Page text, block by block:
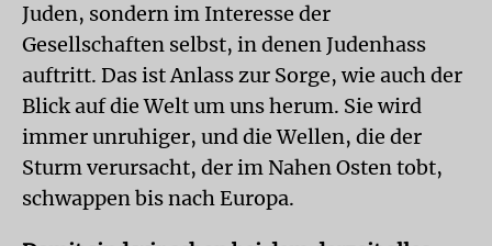
Juden, sondern im Interesse der
Gesellschaften selbst, in denen Judenhass
auftritt. Das ist Anlass zur Sorge, wie auch der
Blick auf die Welt um uns herum. Sie wird
immer unruhiger, und die Wellen, die der
Sturm verursacht, der im Nahen Osten tobt,
schwappen bis nach Europa.